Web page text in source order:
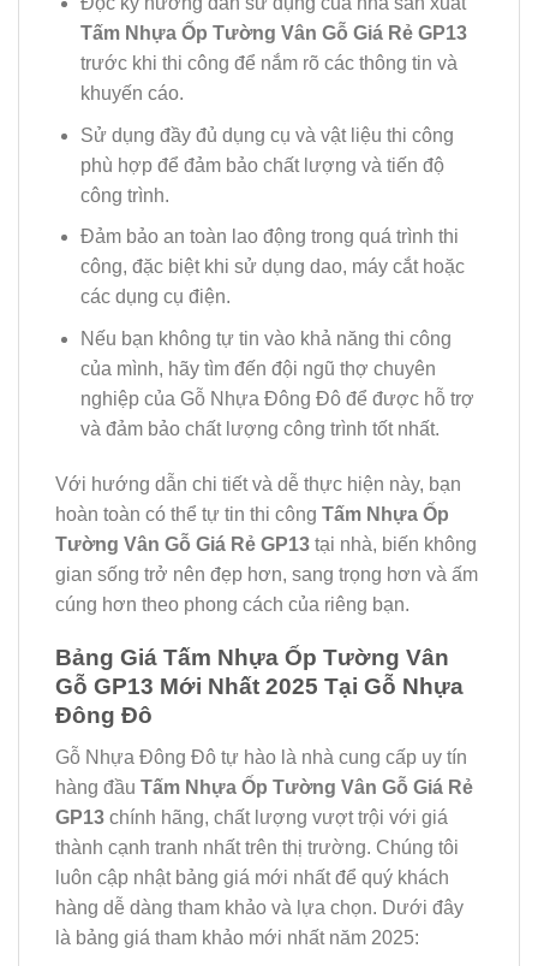
Tấm Nhựa Ốp Tường Vân Gỗ Giá Rẻ GP13
trước khi thi công để nắm rõ các thông tin và
khuyến cáo.
Sử dụng đầy đủ dụng cụ và vật liệu thi công
phù hợp để đảm bảo chất lượng và tiến độ
công trình.
Đảm bảo an toàn lao động trong quá trình thi
công, đặc biệt khi sử dụng dao, máy cắt hoặc
các dụng cụ điện.
Nếu bạn không tự tin vào khả năng thi công
của mình, hãy tìm đến đội ngũ thợ chuyên
nghiệp của Gỗ Nhựa Đông Đô để được hỗ trợ
và đảm bảo chất lượng công trình tốt nhất.
Với hướng dẫn chi tiết và dễ thực hiện này, bạn
hoàn toàn có thể tự tin thi công Tấm Nhựa Ốp
Tường Vân Gỗ Giá Rẻ GP13 tại nhà, biến không
gian sống trở nên đẹp hơn, sang trọng hơn và ấm
cúng hơn theo phong cách của riêng bạn.
Bảng Giá Tấm Nhựa Ốp Tường Vân
Gỗ GP13 Mới Nhất 2025 Tại Gỗ Nhựa
Đông Đô
Gỗ Nhựa Đông Đô tự hào là nhà cung cấp uy tín
hàng đầu Tấm Nhựa Ốp Tường Vân Gỗ Giá Rẻ
GP13 chính hãng, chất lượng vượt trội với giá
thành cạnh tranh nhất trên thị trường. Chúng tôi
luôn cập nhật bảng giá mới nhất để quý khách
hàng dễ dàng tham khảo và lựa chọn. Dưới đây
là bảng giá tham khảo mới nhất năm 2025: